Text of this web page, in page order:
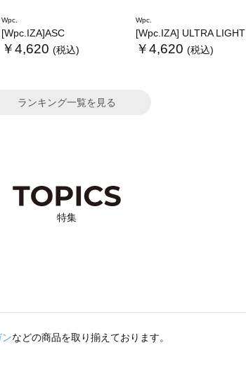
Wpc.
[Wpc.IZA]ASC
￥4,620 (税込)
Wpc.
[Wpc.IZA] ULTRA LIGHT
￥4,620 (税込)
ランキング一覧を見る
特集
などの商品を取り揃えております。